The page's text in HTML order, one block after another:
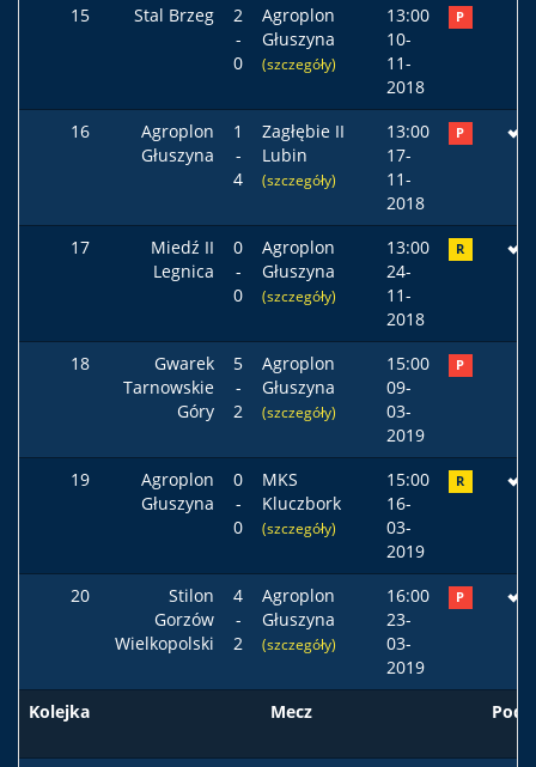
15 Stal Brzeg
2
-
0
Agroplon
Głuszyna
(szczegóły)
13:00
10-
11-
2018
P
16
Agroplon
Głuszyna
1
-
4
Zagłębie II
Lubin
(szczegóły)
13:00
17-
11-
2018
P
17
Miedź II
Legnica
0
-
0
Agroplon
Głuszyna
(szczegóły)
13:00
24-
11-
2018
R
18
Gwarek
Tarnowskie
Góry
5
-
2
Agroplon
Głuszyna
(szczegóły)
15:00
09-
03-
2019
P
19
Agroplon
Głuszyna
0
-
0
MKS
Kluczbork
(szczegóły)
15:00
16-
03-
2019
R
20
Stilon
Gorzów
Wielkopolski
4
-
2
Agroplon
Głuszyna
(szczegóły)
16:00
23-
03-
2019
P
Kolejka Mecz